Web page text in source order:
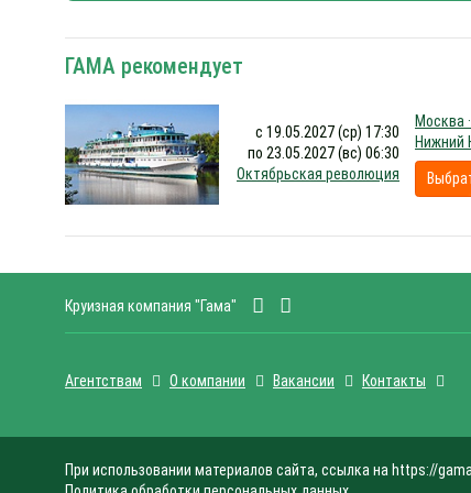
ГАМА рекомендует
с 19.05.2027 (ср) 17:30
по 23.05.2027 (вс) 06:30
Октябрьская революция
Москва
Нижний
Круизная компания "Гама"
Агентствам О компании Вакансии Контакты
При использовании материалов сайта, ссылка на https://